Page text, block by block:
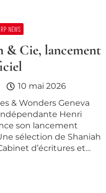
RP NEWS
& Cie, lancement
10 mai 2026
& Wonders Geneva
Henri
son lancement
sélection de Shaniah
d’écritures et…